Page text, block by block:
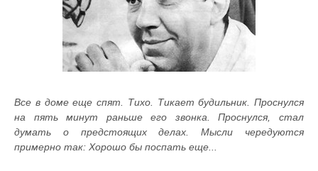
Все в доме еще спят. Тихо. Тикает будильник. Проснулся
на пять минут раньше его звонка. Проснулся, стал
думать о предстоящих делах. Мысли чередуются
примерно так: Хорошо бы поспать еще...